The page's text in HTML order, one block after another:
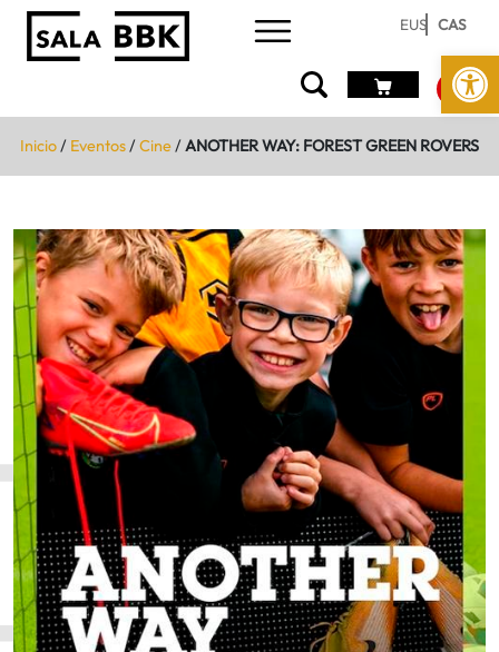
Abrir
EUS CAS
Inicio/ Eventos/Cine/ANOTHER WAY: FOREST GREEN ROVERS